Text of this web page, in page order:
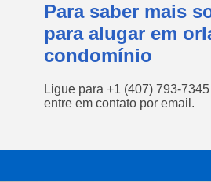
Para saber mais
para alugar em
condomínio
Ligue para +1 (407) 793-7345
entre em contato por email.